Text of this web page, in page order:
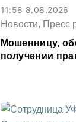
11:58 8.08.2026
Новости, Пресс
Мошенницу,
получении